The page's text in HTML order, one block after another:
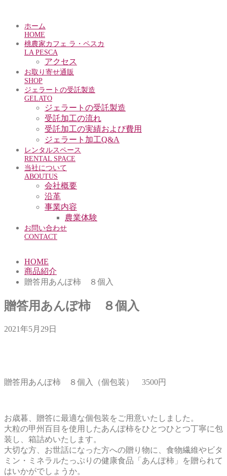
ホーム
HOME
桃農家カフェ ラ・ペスカ
LA PESCA
アクセス
お取り寄せ通販
SHOP
ジェラートの受託製造
GELATO
ジェラートの受託製造
受託加工の流れ
受託加工の実績および費用
ジェラート加工Q&A
レンタルスペース
RENTAL SPACE
当社について
ABOUTUS
会社概要
沿革
事業内容
農業体験
お問い合わせ
CONTACT
HOME
商品紹介
贈答用あんぽ柿 ８個入
贈答用あんぽ柿 ８個入
2021年5月29日
贈答用あんぽ柿 ８個入（個包装） 3500円
お歳暮、贈答に最適な個包装をご用意いたしました。
大粒の甲州百目を使用したあんぽ柿をひとつひとつ丁寧に包
装し、箱詰めいたします。
大切な方、お世話になった方への贈り物に、食物繊維やビタ
ミン・ミネラルたっぷりの健康食品「あんぽ柿」を贈られて
はいかがでしょうか。